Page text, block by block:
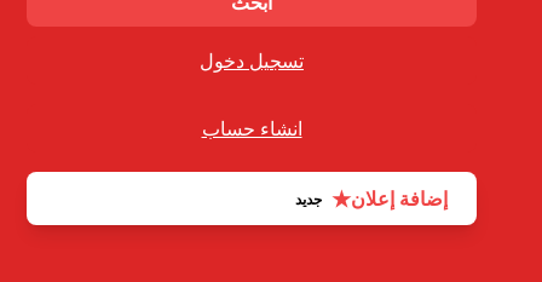
تسجيل دخول
انشاء حساب
إضافة إعلان★ جديد